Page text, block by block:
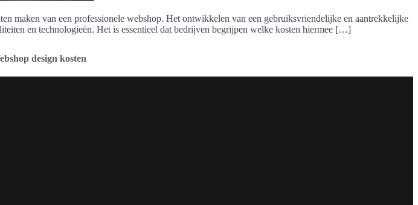
maken van een professionele webshop. Het ontwikkelen van een gebruiksvriendelijke en aantrekkelijke
en technologieën. Het is essentieel dat bedrijven begrijpen welke kosten hiermee […]
design kosten